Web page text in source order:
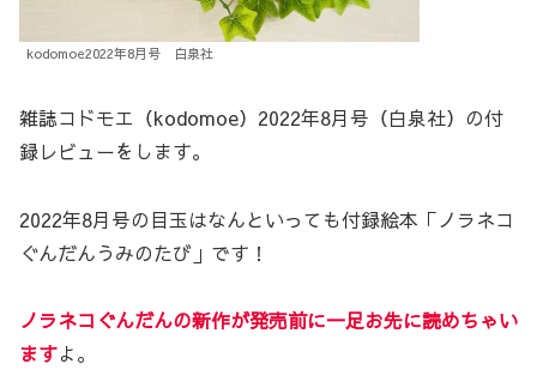
kodomoe2022年8月号 白泉社
雑誌コドモエ（kodomoe）2022年8月号（白泉社）の付
録レビューをします。
2022年8月号の目玉はなんといっても付録絵本「ノラネコ
ぐんだんうみのたび」です！
ノラネコぐんだんの新作が発売前に一足お先に読めちゃい
ますよ。